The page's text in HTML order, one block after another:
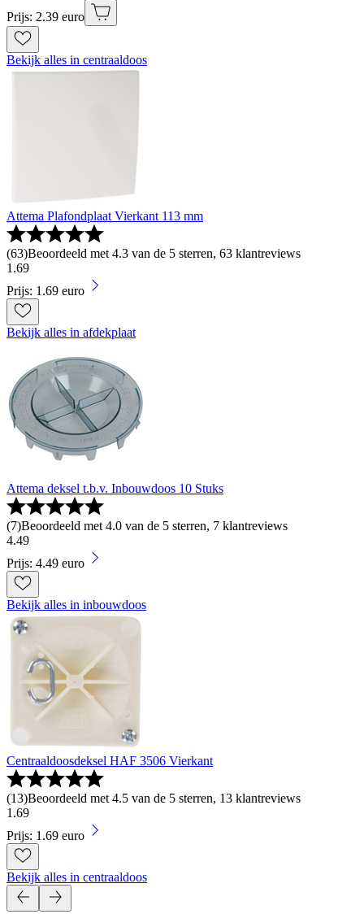
Prijs: 2.39 euro
Bekijk alles in centraaldoos
Attema Plafondplaat Vierkant 113 mm
(63)Beoordeeld met 4.3 van de 5 sterren, 63 klantreviews
1 .69
Prijs: 1.69 euro
Bekijk alles in afdekplaat
Attema deksel t.b.v. Inbouwdoos 10 Stuks
(7)Beoordeeld met 4.0 van de 5 sterren, 7 klantreviews
4.49
Prijs: 4.49 euro
Bekijk alles in inbouwdoos
Centraaldoosdeksel HAF 3506 Vierkant
(13)Beoordeeld met 4.5 van de 5 sterren, 13 klantreviews
1 .69
Prijs: 1.69 euro
Bekijk alles in centraaldoos